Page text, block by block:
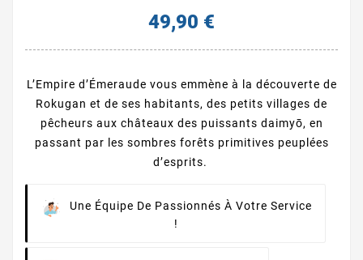
49,90 €
L’Empire d’Émeraude vous emmène à la découverte de
Rokugan et de ses habitants, des petits villages de
pêcheurs aux châteaux des puissants daimyō, en
passant par les sombres forêts primitives peuplées
d’esprits.
Une Équipe De Passionnés À Votre Service
!